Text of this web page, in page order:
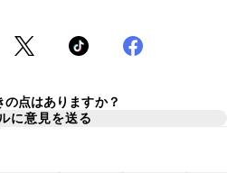
の点はありますか？
に意見を送る